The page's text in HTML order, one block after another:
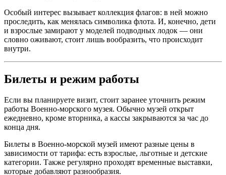
Особый интерес вызывает коллекция флагов: в ней можно
проследить, как менялась символика флота. И, конечно, дети
и взрослые замирают у моделей подводных лодок — они
словно оживают, стоит лишь вообразить, что происходит
внутри.
Билеты и режим работы
Если вы планируете визит, стоит заранее уточнить режим
работы Военно-морского музея. Обычно музей открыт
ежедневно, кроме вторника, а кассы закрываются за час до
конца дня.
Билеты в Военно-морской музей имеют разные цены в
зависимости от тарифа: есть взрослые, льготные и детские
категории. Также регулярно проходят временные выставки,
которые добавляют разнообразия.